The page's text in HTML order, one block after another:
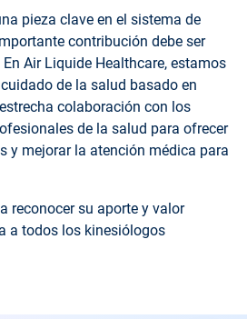
pieza clave en el sistema de
contribución debe ser
Air Liquide Healthcare, estamos
de la salud basado en
colaboración con los
de la salud para ofrecer
y mejorar la atención médica para
reconocer su aporte y valor
a todos los kinesiólogos